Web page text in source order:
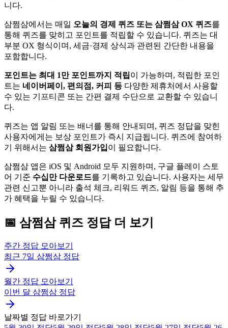
니다.
삼쩜삼에서는 매일 오늘의 경제 퀴즈 또는 삼쩜삼 OX 퀴즈를
통해 퀴즈를 맞히고 포인트를 적립할 수 있습니다. 퀴즈는 대
부분 OX 형식이며, 세금·경제 상식과 관련된 간단한 내용을
포함합니다.
포인트는 최대 1만 포인트까지 적립이 가능하며, 적립한 포인
트는 네이버페이, 편의점, 커피 등 다양한 제휴처에서 사용할
수 있는 기프티콘 또는 간편 결제 수단으로 교환할 수 있습니
다.
퀴즈는 앱 알림 또는 배너를 통해 안내되며, 퀴즈 정답을 맞힌
사용자에게는 보상 포인트가 즉시 지급됩니다. 퀴즈에 참여하
기 위해서는 삼쩜삼 회원가입이 필요합니다.
삼쩜삼 앱은 iOS 및 Android 모두 지원하며, 구글 플레이 스토
어 기준 수십만 다운로드를 기록하고 있습니다. 사용자는 세무
관련 신고뿐 아니라 출석 체크, 리워드 퀴즈, 알림 등을 통해 추
가 혜택을 누릴 수 있습니다.
📅 삼쩜삼 퀴즈 정답 더 보기
주간 정답 모아보기
최근 7일 삼쩜삼 정답
월간 정답 모아보기
이번 달 삼쩜삼 정답
날짜별 정답 바로가기